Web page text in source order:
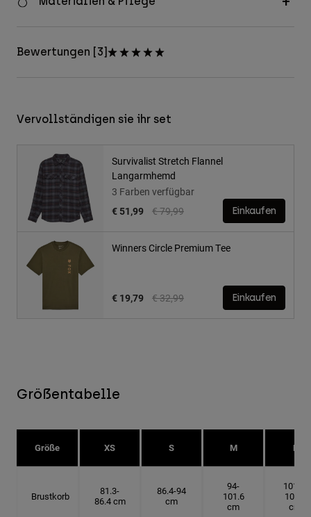
Bewertungen [3]
Vervollständigen sie ihr set
Survivalist Stretch Flannel
Langarmhemd
3 Farben verfügbar
Price reduced from
€ 79,99to
€ 51,99 Einkaufen
Winners Circle Premium Tee
Price reduced from
€ 32,99to
€ 19,79 Einkaufen
Größentabelle
Größe XS S M L
Brustkorb
81.3-
86.4 cm
86.4-94
cm
94-
101.6
cm
101.6-
109.2
cm